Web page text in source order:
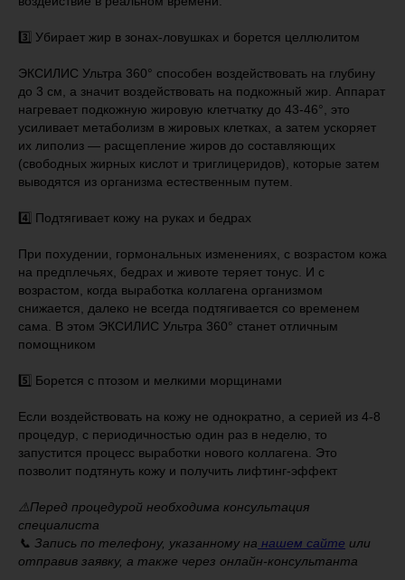
3️⃣ Убирает жир в зонах-ловушках и борется целлюлитом
ЭКСИЛИС Ультра 360° способен воздействовать на глубину
до 3 см, а значит воздействовать на подкожный жир. Аппарат
нагревает подкожную жировую клетчатку до 43-46°, это
усиливает метаболизм в жировых клетках, а затем ускоряет
их липолиз — расщепление жиров до составляющих
(свободных жирных кислот и триглицеридов), которые затем
выводятся из организма естественным путем.
4️⃣ Подтягивает кожу на руках и бедрах
При похудении, гормональных изменениях, с возрастом кожа
на предплечьях, бедрах и животе теряет тонус. И с
возрастом, когда выработка коллагена организмом
снижается, далеко не всегда подтягивается со временем
сама. В этом ЭКСИЛИС Ультра 360° станет отличным
помощником
5️⃣ Борется с птозом и мелкими морщинами
Если воздействовать на кожу не однократно, а серией из 4-8
процедур, с периодичностью один раз в неделю, то
запустится процесс выработки нового коллагена. Это
позволит подтянуть кожу и получить лифтинг-эффект
⚠️Перед процедурой необходима консультация
специалиста
📞 Запись по телефону, указанному на нашем сайте или
отправив заявку, а также через онлайн-консультанта